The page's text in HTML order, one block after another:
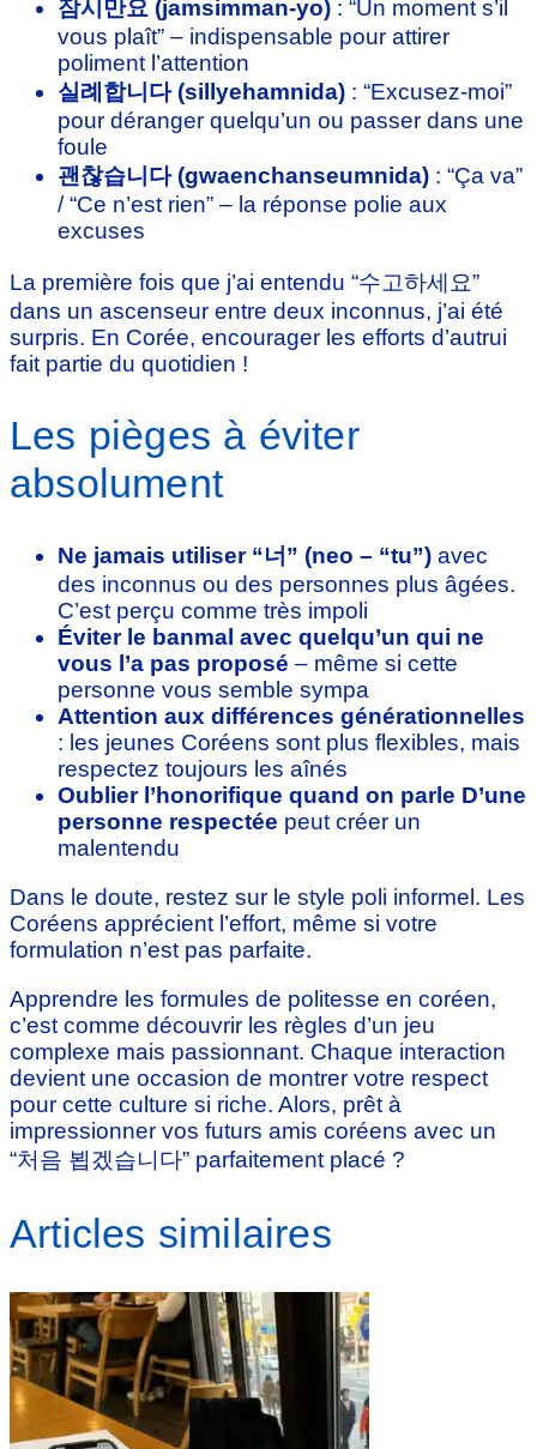
잠시만요 (jamsimman-yo) : “Un moment s’il
vous plaît” – indispensable pour attirer
poliment l’attention
실례합니다 (sillyehamnida) : “Excusez-moi”
pour déranger quelqu’un ou passer dans une
foule
괜찮습니다 (gwaenchanseumnida) : “Ça va”
/ “Ce n’est rien” – la réponse polie aux
excuses
La première fois que j’ai entendu “수고하세요”
dans un ascenseur entre deux inconnus, j’ai été
surpris. En Corée, encourager les efforts d’autrui
fait partie du quotidien !
Les pièges à éviter
absolument
Ne jamais utiliser “너” (neo – “tu”) avec
des inconnus ou des personnes plus âgées.
C’est perçu comme très impoli
Éviter le banmal avec quelqu’un qui ne
vous l’a pas proposé – même si cette
personne vous semble sympa
Attention aux différences générationnelles
: les jeunes Coréens sont plus flexibles, mais
respectez toujours les aînés
Oublier l’honorifique quand on parle D’une
personne respectée peut créer un
malentendu
Dans le doute, restez sur le style poli informel. Les
Coréens apprécient l’effort, même si votre
formulation n’est pas parfaite.
Apprendre les formules de politesse en coréen,
c’est comme découvrir les règles d’un jeu
complexe mais passionnant. Chaque interaction
devient une occasion de montrer votre respect
pour cette culture si riche. Alors, prêt à
impressionner vos futurs amis coréens avec un
“처음 뵙겠습니다” parfaitement placé ?
Articles similaires